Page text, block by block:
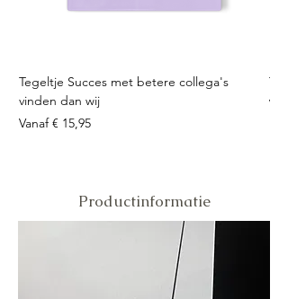
Tegeltje Succes met betere collega's
vinden dan wij
Vanaf€ 15,95
Verkoopprijs
Productinformatie